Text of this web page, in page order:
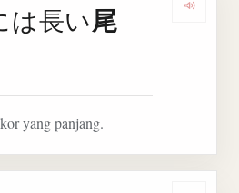
は長い尾
yang panjang.